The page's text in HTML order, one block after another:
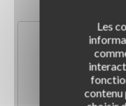
Les
contenu